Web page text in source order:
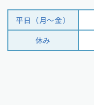
平日（月〜金）
休み